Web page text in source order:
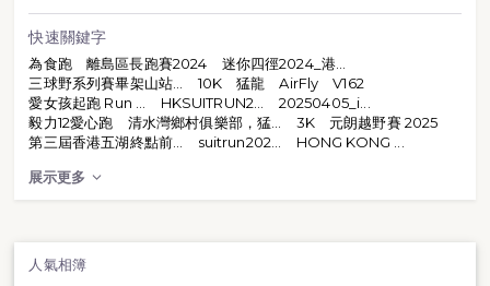
快速關鍵字
為食跑
離島區長跑賽2024
迷你四徑2024_港...
三球野系列賽畢架山站...
10K 猛龍 AirFly
V162
愛女孩起跑 Run ...
HKSUITRUN2...
20250405_i...
毅力12愛心跑
清水灣鄉村俱樂部，猛... 3K
元朗越野賽 2025
第三屆香港五湖終點前...
suitrun202... HONG KONG ...
展示更多
人氣相簿